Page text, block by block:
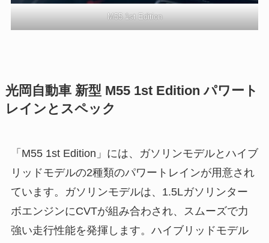
M55 1st Edition
光岡自動車 新型 M55 1st Edition パワート
レインとスペック
「M55 1st Edition」には、ガソリンモデルとハイブ
リッドモデルの2種類のパワートレインが用意され
ています。ガソリンモデルは、1.5Lガソリンター
ボエンジンにCVTが組み合わされ、スムーズで力
強い走行性能を発揮します。ハイブリッドモデル